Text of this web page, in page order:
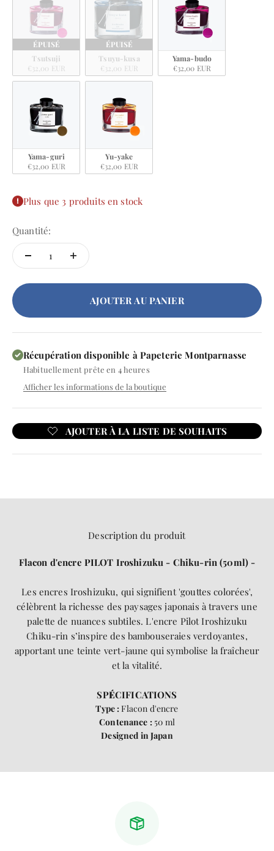
ÉPUISÉ
Tsutsuji
€32,00 EUR
ÉPUISÉ
Tsuyu-kusa
€32,00 EUR
Yama-budo
€32,00 EUR
Yama-guri
€32,00 EUR
Yu-yake
€32,00 EUR
Plus que 3 produits en stock
Quantité:
AJOUTER AU PANIER
Récupération disponible à Papeterie Montparnasse
Habituellement prête en 4 heures
Afficher les informations de la boutique
Description du produit
Flacon d'encre PILOT Iroshizuku - Chiku-rin (50ml) -
Les encres Iroshizuku, qui signifient 'gouttes colorées',
célèbrent la richesse des paysages japonais à travers une
palette de nuances subtiles. L'encre Pilot Iroshizuku
Chiku-rin s’inspire des bambouseraies verdoyantes,
apportant une teinte vert-jaune qui symbolise la fraîcheur
et la vitalité.
SPÉCIFICATIONS
Type :Flacon d'encre
Contenance :50 ml
Designed in Japan